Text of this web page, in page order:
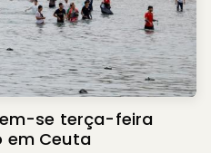
se terça-feira
em Ceuta